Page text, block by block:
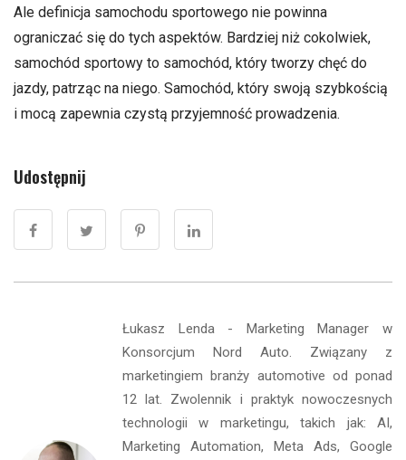
Ale definicja samochodu sportowego nie powinna
ograniczać się do tych aspektów. Bardziej niż cokolwiek,
samochód sportowy to samochód, który tworzy chęć do
jazdy, patrząc na niego. Samochód, który swoją szybkością
i mocą zapewnia czystą przyjemność prowadzenia.
Udostępnij
Łukasz Lenda - Marketing Manager w
Konsorcjum Nord Auto. Związany z
marketingiem branży automotive od ponad
12 lat. Zwolennik i praktyk nowoczesnych
technologii w marketingu, takich jak: AI,
Marketing Automation, Meta Ads, Google